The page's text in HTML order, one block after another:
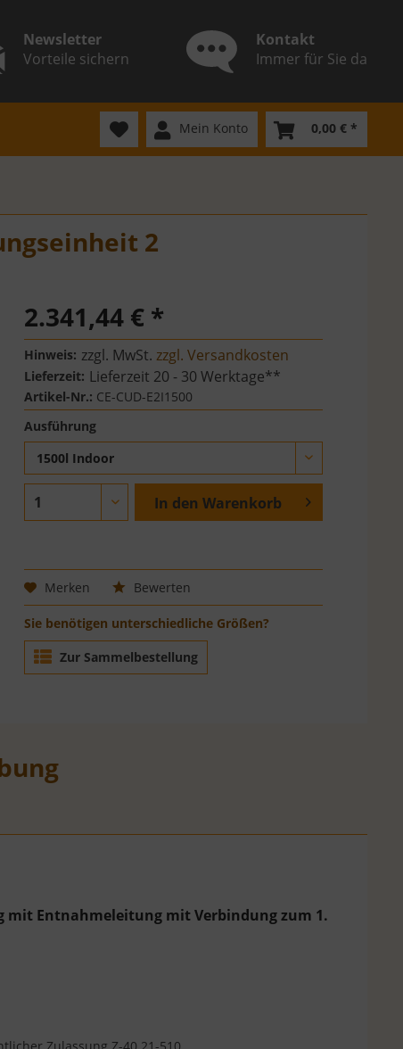
Newsletter
Vorteile sichern
Kontakt
Immer für Sie da
Mein Konto 0,00 € *
2
2.341,44 € *
Hinweis: zzgl. MwSt. zzgl. Versandkosten
Lieferzeit: Lieferzeit 20 - 30 Werktage**
Artikel-Nr.: CE-CUD-E2I1500
Ausführung
1500l Indoor
In den Warenkorb
Merken Bewerten
Sie benötigen unterschiedliche Größen?
Zur Sammelbestellung
mit Entnahmeleitung mit Verbindung zum 1.